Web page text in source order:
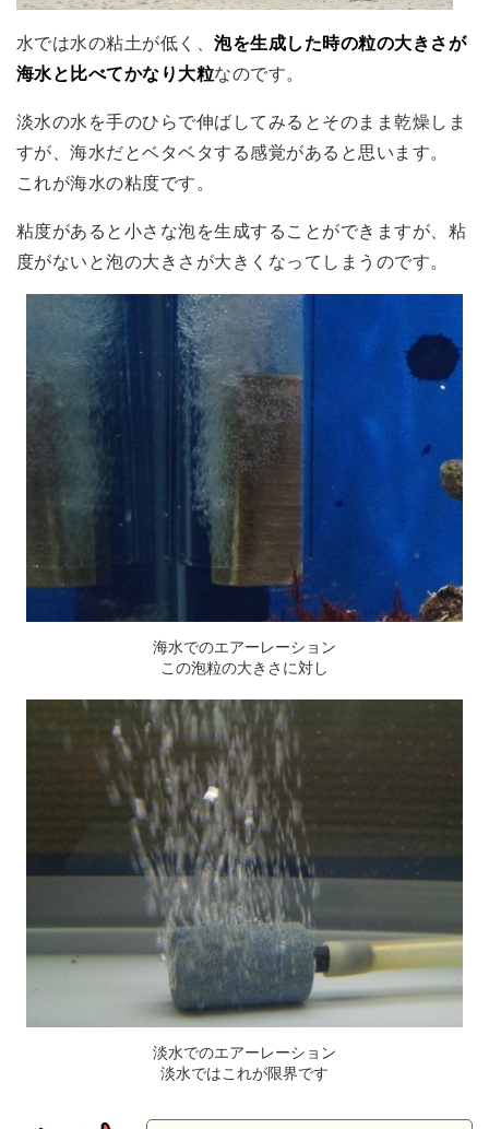
水では水の粘土が低く、泡を生成した時の粒の大きさが
海水と比べてかなり大粒なのです。
淡水の水を手のひらで伸ばしてみるとそのまま乾燥しま
すが、海水だとベタベタする感覚があると思います。
これが海水の粘度です。
粘度があると小さな泡を生成することができますが、粘
度がないと泡の大きさが大きくなってしまうのです。
海水でのエアーレーション
この泡粒の大きさに対し
淡水でのエアーレーション
淡水ではこれが限界です